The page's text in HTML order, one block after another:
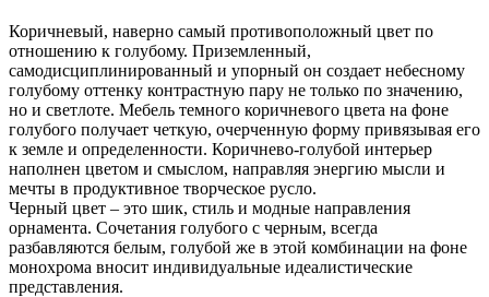
Коричневый, наверно самый противоположный цвет по
отношению к голубому. Приземленный,
самодисциплинированный и упорный он создает небесному
голубому оттенку контрастную пару не только по значению,
но и светлоте. Мебель темного коричневого цвета на фоне
голубого получает четкую, очерченную форму привязывая его
к земле и определенности. Коричнево-голубой интерьер
наполнен цветом и смыслом, направляя энергию мысли и
мечты в продуктивное творческое русло.
Черный цвет – это шик, стиль и модные направления
орнамента. Сочетания голубого с черным, всегда
разбавляются белым, голубой же в этой комбинации на фоне
монохрома вносит индивидуальные идеалистические
представления.